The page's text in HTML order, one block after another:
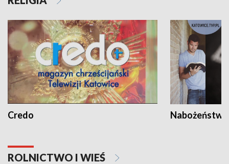
Credo
ROLNICTWO I WIEŚ